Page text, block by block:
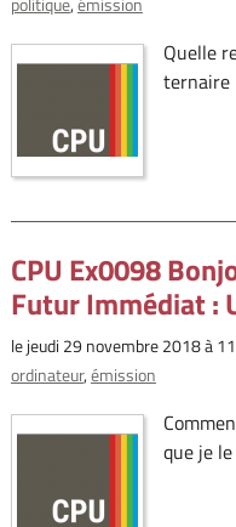
Quelle
CPU Ex0098
Futur Immédiat :
le jeudi 29 novembre 2018 à
ordinateur émission
que je